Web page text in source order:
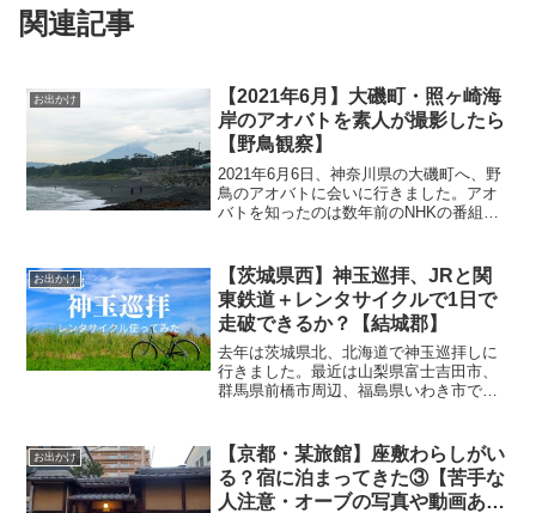
関連記事
お出かけ
【2021年6月】大磯町・照ヶ崎海
岸のアオバトを素人が撮影したら
【野鳥観察】
2021年6月6日、神奈川県の大磯町へ、野
鳥のアオバトに会いに行きました。アオ
バトを知ったのは数年前のNHKの番組。
アオバトを観察できる有名な場所がある
とのこと。アオバ...
お出かけ
【茨城県西】神玉巡拝、JRと関
東鉄道＋レンタサイクルで1日で
走破できるか？【結城郡】
去年は茨城県北、北海道で神玉巡拝しに
行きました。最近は山梨県富士吉田市、
群馬県前橋市周辺、福島県いわき市でも
プリートするのが難しい神社もありま
す。今回は、茨城県西、結城...
お出かけ
【京都・某旅館】座敷わらしがい
る？宿に泊まってきた③【苦手な
人注意・オーブの写真や動画あ